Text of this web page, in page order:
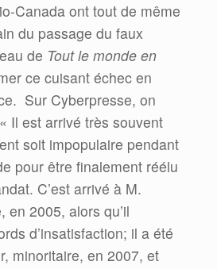
Canada ont tout de même
du passage du faux
de Tout le monde en
ce cuisant échec en
Sur Cyberpresse, on
Il est arrivé très souvent
soit impopulaire pendant
pour être finalement réélu
C’est arrivé à M.
en 2005, alors qu’il
d’insatisfaction; il a été
minoritaire, en 2007, et